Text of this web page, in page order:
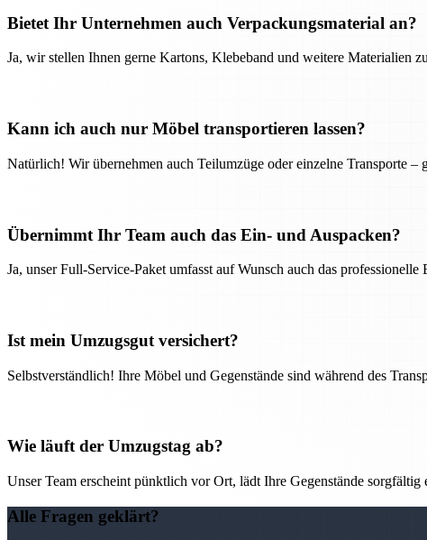
Bietet Ihr Unternehmen auch Verpackungsmaterial an?
Ja, wir stellen Ihnen gerne Kartons, Klebeband und weitere Materialien
Kann ich auch nur Möbel transportieren lassen?
Natürlich! Wir übernehmen auch Teilumzüge oder einzelne Transporte –
Übernimmt Ihr Team auch das Ein- und Auspacken?
Ja, unser Full-Service-Paket umfasst auf Wunsch auch das
Ist mein Umzugsgut versichert?
Selbstverständlich! Ihre Möbel und Gegenstände sind während des
Wie läuft der Umzugstag ab?
Unser Team erscheint pünktlich vor Ort, lädt Ihre Gegenstände
Alle Fragen geklärt?